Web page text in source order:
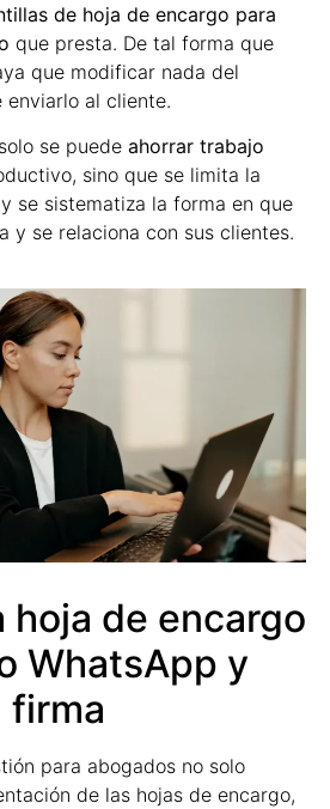
de hoja de encargo para
que presta. De tal forma que
que modificar nada del
enviarlo al cliente.
se puede ahorrar trabajo
sino que se limita la
se sistematiza la forma en que
y se relaciona con sus clientes.
hoja de encargo
WhatsApp y
firma
para abogados no solo
de las hojas de encargo,